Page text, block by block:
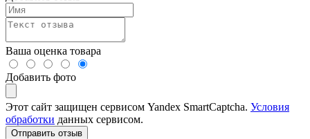
Ваша оценка товара
Добавить фото
Этот сайт защищен сервисом Yandex SmartCaptcha. Условия
обработки данных сервисом.
Отправить отзыв